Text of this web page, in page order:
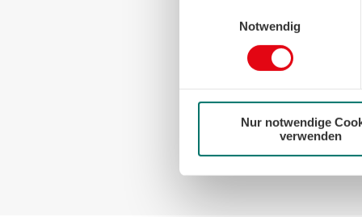
der Cookies auf das
Notwendig
Nur notwendige
verwenden
* Pflichtfeld